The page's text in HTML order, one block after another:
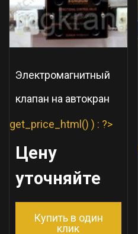
Электромагнитный
клапан на автокран
get_price_html() ) : ?>
Цену
уточняйте
Купить в один
клик